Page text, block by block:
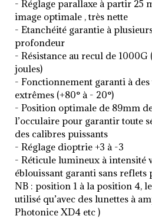
- Réglage parallaxe à partir 25
image optimale , très nette
- Etanchéité garantie à
profondeur
- Résistance au recul de 1000G
joules)
- Fonctionnement garanti à
extrêmes (+80° à - 20°)
- Position optimale de 89mm
l’occulaire pour garantir toute
des calibres puissants
- Réglage dioptrie +3 à -3
- Réticule lumineux à intensité
éblouissant garanti sans reflets
NB : position 1 à la position 4,
utilisé qu’avec des lunettes à
Photonice XD4 etc )